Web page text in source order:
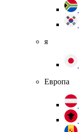
я
Европа